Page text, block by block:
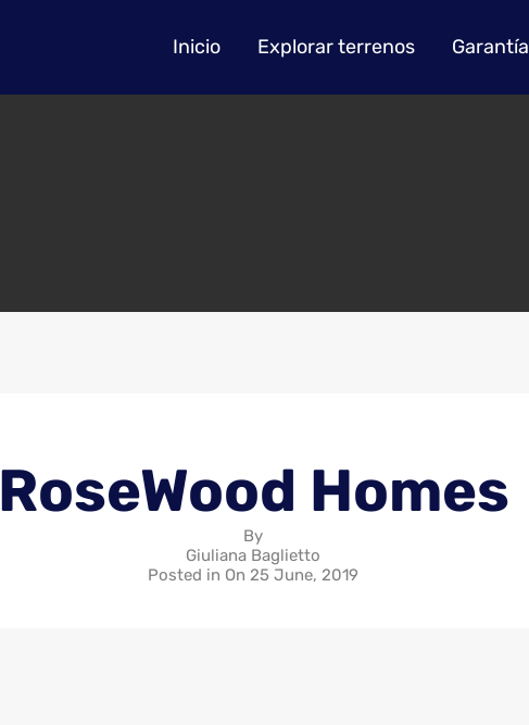
Inicio Explorar terrenos Garantía
RoseWood Homes
By
Giuliana Baglietto
Posted in On25 June, 2019